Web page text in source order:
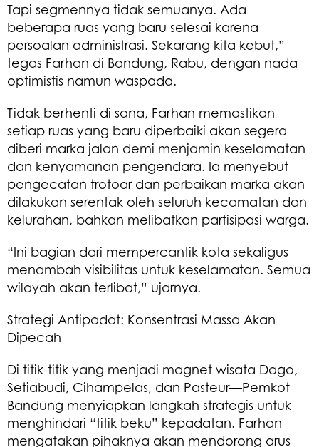
Tapi segmennya tidak semuanya. Ada
beberapa ruas yang baru selesai karena
persoalan administrasi. Sekarang kita kebut,”
tegas Farhan di Bandung, Rabu, dengan nada
optimistis namun waspada.
Tidak berhenti di sana, Farhan memastikan
setiap ruas yang baru diperbaiki akan segera
diberi marka jalan demi menjamin keselamatan
dan kenyamanan pengendara. Ia menyebut
pengecatan trotoar dan perbaikan marka akan
dilakukan serentak oleh seluruh kecamatan dan
kelurahan, bahkan melibatkan partisipasi warga.
“Ini bagian dari mempercantik kota sekaligus
menambah visibilitas untuk keselamatan. Semua
wilayah akan terlibat,” ujarnya.
Strategi Antipadat: Konsentrasi Massa Akan
Dipecah
Di titik-titik yang menjadi magnet wisata Dago,
Setiabudi, Cihampelas, dan Pasteur—Pemkot
Bandung menyiapkan langkah strategis untuk
menghindari “titik beku” kepadatan. Farhan
mengatakan pihaknya akan mendorong arus